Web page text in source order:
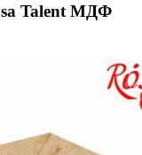
Talent МДФ